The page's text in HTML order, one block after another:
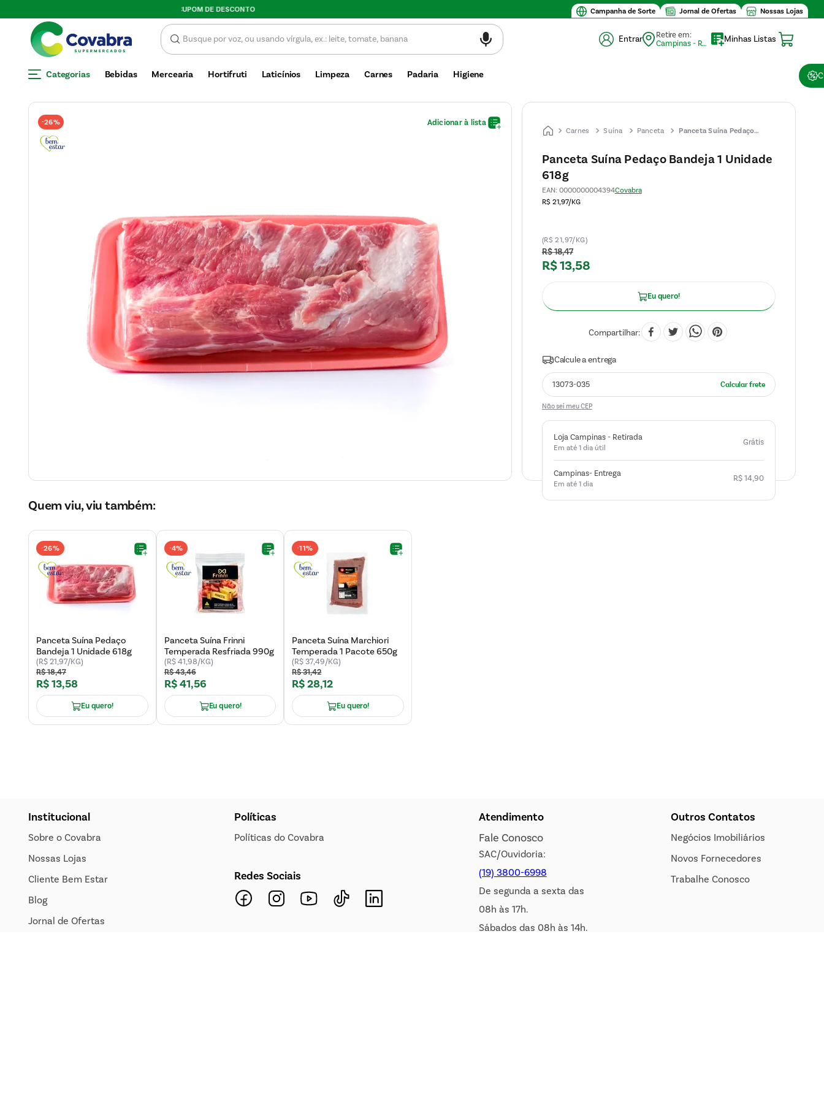
Campanha de Sorte Jornal de Ofertas Nossas Lojas
Entrar
Retire em:
Campinas - Retirada (10)
Minhas Listas
Categorias Bebidas Mercearia Hortifruti Laticínios Limpeza Carnes Padaria Higiene
-26%
Carnes
Suína Panceta
Panceta Suína Pedaço
Panceta Suína Pedaço Bandeja 1 Unidade
618g
EAN: 0000000004394Covabra
R$ 21,97/KG
(R$ 21,97/KG)
R$18,47
R$13,58
Eu quero!
Compartilhar
Não sei meu CEP
Loja Campinas - Retirada
Em até 1 dia útil
Grátis
Campinas- Entrega
Em até 1 dia
R$ 14,90
Quem viu, viu também:
-26%
Panceta Suína Pedaço
Bandeja 1 Unidade 618g
(R$ 21,97/KG)
R$18,47
R$13,58
Eu quero!
-4%
Panceta Suína Frinni
Temperada Resfriada 990g
(R$ 41,98/KG)
R$43,46
R$41,56
Eu quero!
-11%
Panceta Suína Marchiori
Temperada 1 Pacote 650g
(R$ 37,49/KG)
R$31,42
R$28,12
Eu quero!
Institucional
Sobre o Covabra
Nossas Lojas
Cliente Bem Estar
Blog
Jornal de Ofertas
Políticas
Políticas do Covabra
Redes Sociais
Atendimento
Fale Conosco
SAC/Ouvidoria:
(19) 3800-6998
De segunda a sexta das
08h às 17h.
Sábados das 08h às 14h.
Outros Contatos
Negócios Imobiliários
Novos Fornecedores
Trabalhe Conosco